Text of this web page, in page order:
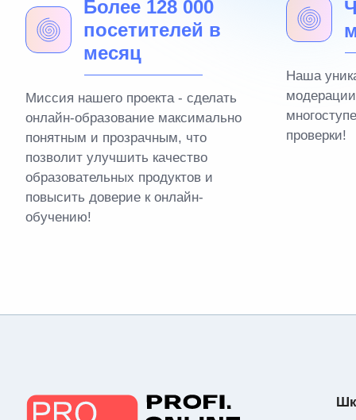
Более 128 000
посетителей в
месяц
Миссия нашего проекта - сделать
онлайн-образование максимально
понятным и прозрачным, что
позволит улучшить качество
образовательных продуктов и
повысить доверие к онлайн-
обучению!
Наша
проверки!